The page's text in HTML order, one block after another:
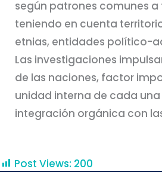
según patrones comunes a
teniendo en cuenta
etnias, entidades político-
Las investigaciones
de las naciones, factor
unidad interna de cada una
integración orgánica con
Post Views: 200